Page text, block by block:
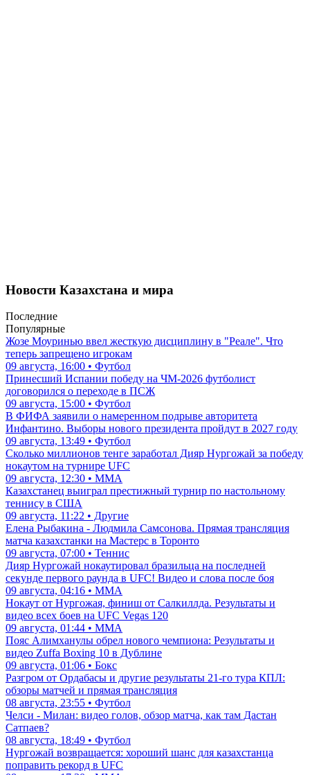
Новости Казахстана и мира
Последние
Популярные
Жозе Моуринью ввел жесткую дисциплину в "Реале". Что
теперь запрещено игрокам
09 августа, 16:00 • Футбол
Принесший Испании победу на ЧМ-2026 футболист
договорился о переходе в ПСЖ
09 августа, 15:00 • Футбол
В ФИФА заявили о намеренном подрыве авторитета
Инфантино. Выборы нового президента пройдут в 2027 году
09 августа, 13:49 • Футбол
Сколько миллионов тенге заработал Дияр Нургожай за победу
нокаутом на турнире UFC
09 августа, 12:30 • ММА
Казахстанец выиграл престижный турнир по настольному
теннису в США
09 августа, 11:22 • Другие
Елена Рыбакина - Людмила Самсонова. Прямая трансляция
матча казахстанки на Мастерс в Торонто
09 августа, 07:00 • Теннис
Дияр Нургожай нокаутировал бразильца на последней
секунде первого раунда в UFC! Видео и слова после боя
09 августа, 04:16 • ММА
Нокаут от Нургожая, финиш от Салкиллда. Результаты и
видео всех боев на UFC Vegas 120
09 августа, 01:44 • ММА
Пояс Алимханулы обрел нового чемпиона: Результаты и
видео Zuffa Boxing 10 в Дублине
09 августа, 01:06 • Бокс
Разгром от Ордабасы и другие результаты 21-го тура КПЛ:
обзоры матчей и прямая трансляция
08 августа, 23:55 • Футбол
Челси - Милан: видео голов, обзор матча, как там Дастан
Сатпаев?
08 августа, 18:49 • Футбол
Нургожай возвращается: хороший шанс для казахстанца
поправить рекорд в UFC